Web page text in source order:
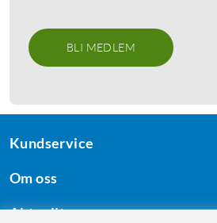
BLI MEDLEM
Kundservice
Om oss
Aktuellt